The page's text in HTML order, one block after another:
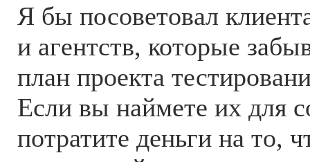
Я бы посоветовал
и агентств, которые
план проекта
Если вы наймете их для
потратите деньги на то,